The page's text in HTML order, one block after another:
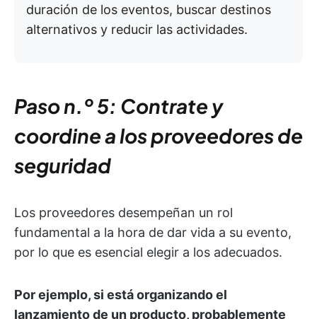
duración de los eventos, buscar destinos
alternativos y reducir las actividades.
Paso n.º 5: Contrate y
coordine a los proveedores de
seguridad
Los proveedores desempeñan un rol
fundamental a la hora de dar vida a su evento,
por lo que es esencial elegir a los adecuados.
Por ejemplo, si está organizando el
lanzamiento de un producto, probablemente